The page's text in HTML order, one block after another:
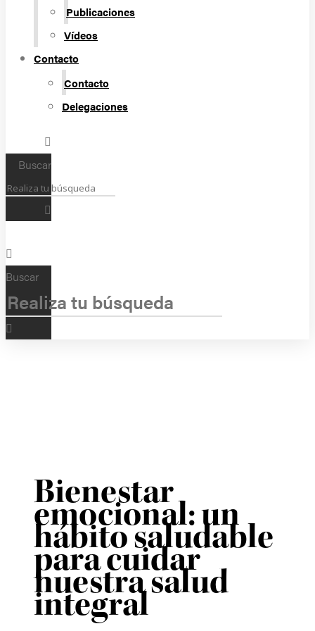
Publicaciones
Vídeos
Contacto
Contacto
Delegaciones
Buscar
Buscar
Bienestar
emocional: un
hábito saludable
para cuidar
nuestra salud
integral